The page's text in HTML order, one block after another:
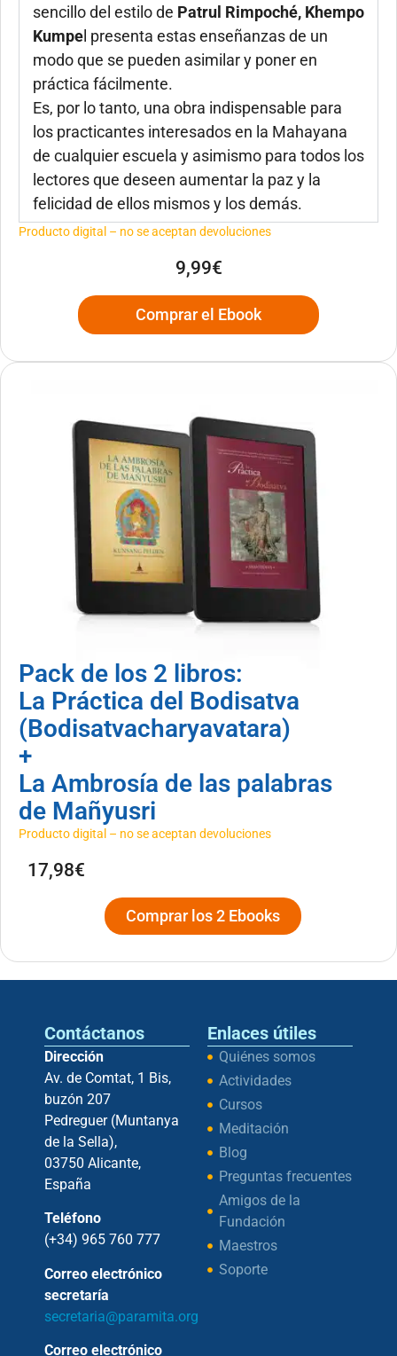
sencillo del estilo de Patrul Rimpoché, Khempo
Kumpe l presenta estas enseñanzas de un
modo que se pueden asimilar y poner en
práctica fácilmente.
Es, por lo tanto, una obra indispensable para
los practicantes interesados en la Mahayana
de cualquier escuela y asimismo para todos los
lectores que deseen aumentar la paz y la
felicidad de ellos mismos y los demás.
Producto digital – no se aceptan devoluciones
9,99€
Comprar el Ebook
Pack de los 2 libros:
La Práctica del Bodisatva
(Bodisatvacharyavatara)
+
La Ambrosía de las palabras
de Mañyusri
Producto digital – no se aceptan devoluciones
17,98€
Comprar los 2 Ebooks
Contáctanos
Dirección
Av. de Comtat, 1 Bis,
buzón 207
Pedreguer (Muntanya
de la Sella),
03750 Alicante,
España
Teléfono
(+34) 965 760 777
Correo electrónico
secretaría
secretaria@paramita.org
Correo electrónico
Enlaces útiles
Quiénes somos
Actividades
Cursos
Meditación
Blog
Preguntas frecuentes
Amigos de la
Fundación
Maestros
Soporte